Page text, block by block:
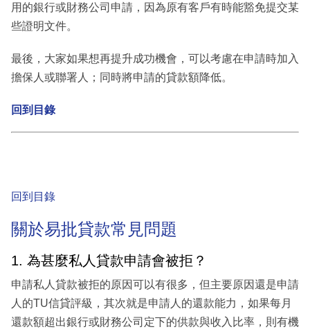
用的銀行或財務公司申請，因為原有客戶有時能豁免提交某
些證明文件。
最後，大家如果想再提升成功機會，可以考慮在申請時加入
擔保人或聯署人；同時將申請的貸款額降低。
回到目錄
回到目錄
關於易批貸款常見問題
1. 為甚麼私人貸款申請會被拒？
申請私人貸款被拒的原因可以有很多，但主要原因還是申請
人的TU信貸評級，其次就是申請人的還款能力，如果每月
還款額超出銀行或財務公司定下的供款與收入比率，則有機